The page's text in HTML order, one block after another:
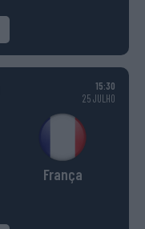
15:30
25 JULHO
França